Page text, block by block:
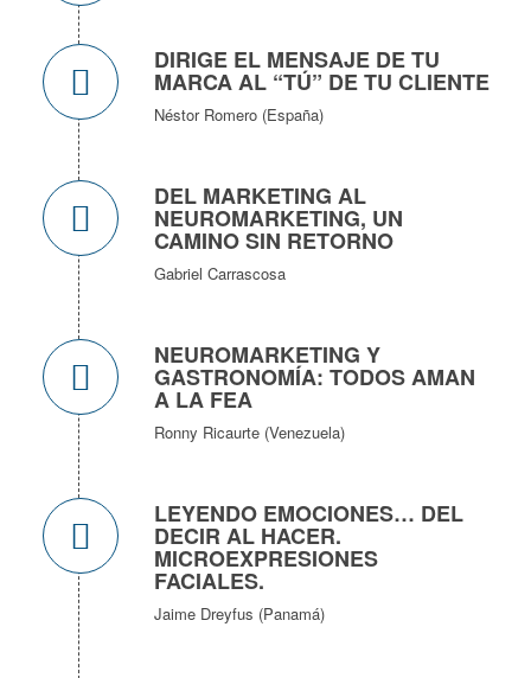
DIRIGE EL MENSAJE DE TU
MARCA AL “TÚ” DE TU CLIENTE
Néstor Romero (España)
DEL MARKETING AL
NEUROMARKETING, UN
CAMINO SIN RETORNO
Gabriel Carrascosa
NEUROMARKETING Y
GASTRONOMÍA: TODOS AMAN
A LA FEA
Ronny Ricaurte (Venezuela)
LEYENDO EMOCIONES… DEL
DECIR AL HACER.
MICROEXPRESIONES
FACIALES.
Jaime Dreyfus (Panamá)